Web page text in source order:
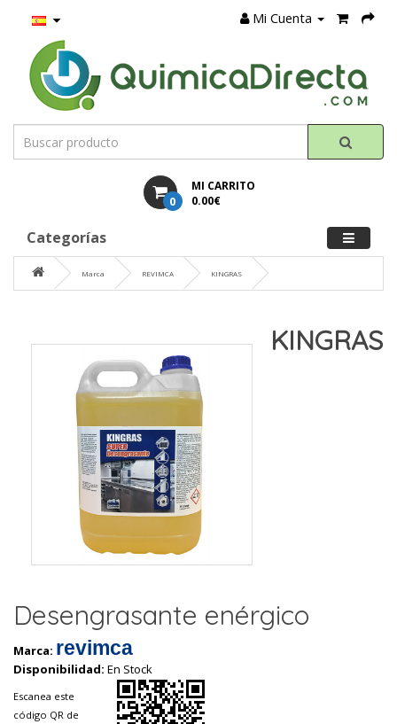
Mi Cuenta
MI CARRITO
0 0.00€
Categorías
Marca REVIMCA KINGRAS
KINGRAS
Desengrasante enérgico
Marca: revimca
Disponibilidad: En Stock
Escanea este
código QR de